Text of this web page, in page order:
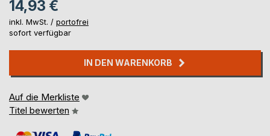
14,93 €
inkl. MwSt. / portofrei
sofort verfügbar
IN DEN WARENKORB
Auf die Merkliste
Titel bewerten